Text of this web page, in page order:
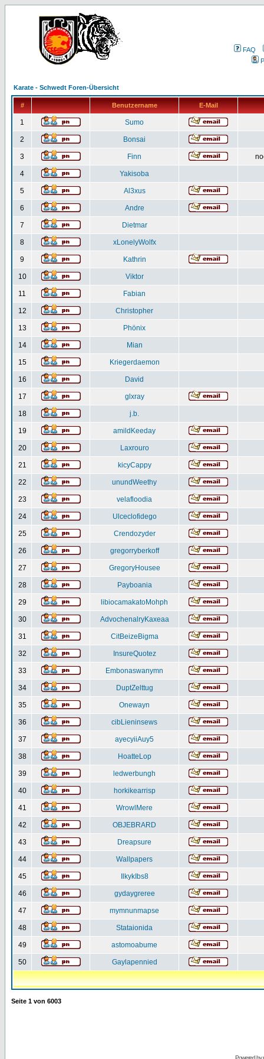
FAQ
Karate - Schwedt Foren-Übersicht
# Benutzername E-Mail
1 Sumo
2 Bonsai
3 Finn
4 Yakisoba
5 Al3xus
6 Andre
7 Dietmar
8 xLonelyWolfx
9 Kathrin
10 Viktor
11 Fabian
12 Christopher
13 Phönix
14 Mian
15 Kriegerdaemon
16 David
17 glxray
18 j.b.
19 amildKeeday
20 Laxrouro
21 kicyCappy
22 unundWeethy
23 velafloodia
24 Ulceclofidego
25 Crendozyder
26 gregorryberkoff
27 GregoryHousee
28 Payboania
29 libiocamakatoMohph
30 AdvochenalryKaxeaa
31 CitBeizeBigma
32 InsureQuotez
33 Embonaswanymn
34 DuptZelttug
35 Onewayn
36 cibLieninsews
37 ayecyiiAuy5
38 HoatteLop
39 ledwerbungh
40 horkikearrisp
41 WrowlMere
42 OBJEBRARD
43 Dreapsure
44 Wallpapers
45 IlkykIbs8
46 gydaygreree
47 mymnunmapse
48 Stataionida
49 astomoabume
50 Gaylapennied
Seite 1 von 6003
Powered by